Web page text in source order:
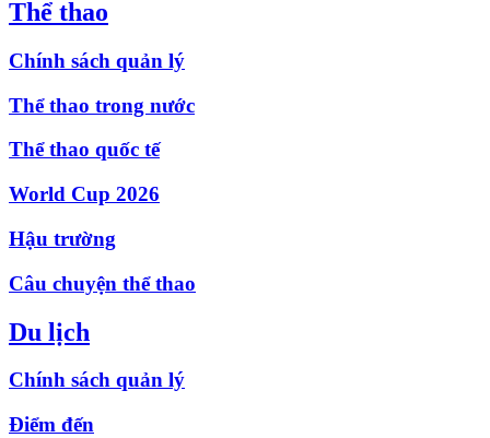
Thể thao
Chính sách quản lý
Thể thao trong nước
Thể thao quốc tế
World Cup 2026
Hậu trường
Câu chuyện thể thao
Du lịch
Chính sách quản lý
Điểm đến